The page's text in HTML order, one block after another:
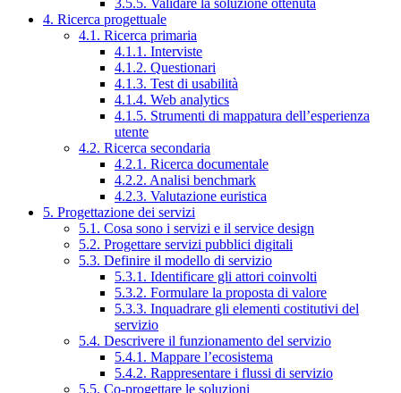
4. Ricerca progettuale
4.1. Ricerca primaria
4.1.1. Interviste
4.1.2. Questionari
4.1.3. Test di usabilità
4.1.4. Web analytics
4.1.5. Strumenti di mappatura dell’esperienza
utente
4.2. Ricerca secondaria
4.2.1. Ricerca documentale
4.2.2. Analisi benchmark
4.2.3. Valutazione euristica
5. Progettazione dei servizi
5.1. Cosa sono i servizi e il service design
5.2. Progettare servizi pubblici digitali
5.3. Definire il modello di servizio
5.3.1. Identificare gli attori coinvolti
5.3.2. Formulare la proposta di valore
5.3.3. Inquadrare gli elementi costitutivi del
servizio
5.4. Descrivere il funzionamento del servizio
5.4.1. Mappare l’ecosistema
5.4.2. Rappresentare i flussi di servizio
5.5. Co-progettare le soluzioni